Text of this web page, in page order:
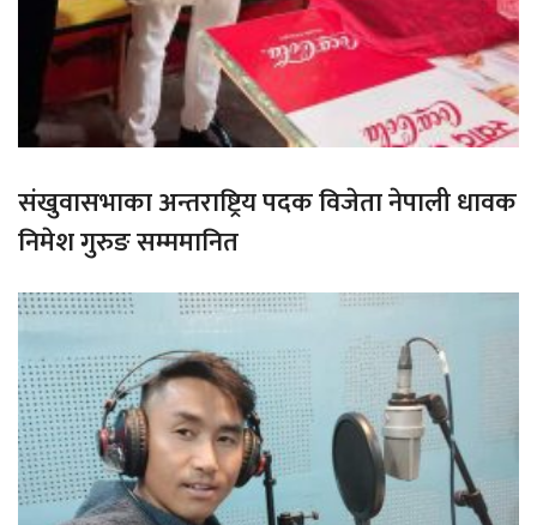
संखुवासभाका अन्तराष्ट्रिय पदक विजेता नेपाली धावक
निमेश गुरुङ सम्ममानित